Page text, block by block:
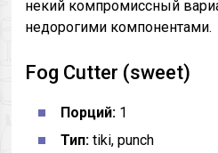
некий компромиссный
недорогими компонентами.
Fog Cutter (sweet)
Порций: 1
Тип: tiki, punch